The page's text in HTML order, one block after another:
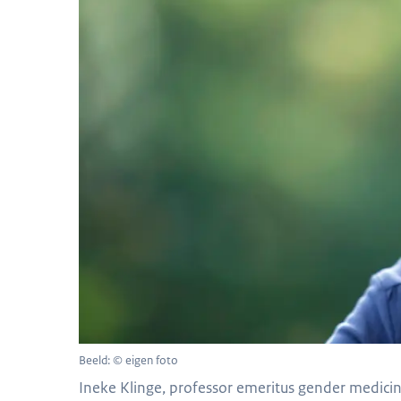
Beeld: © eigen foto
Ineke Klinge, professor emeritus gender